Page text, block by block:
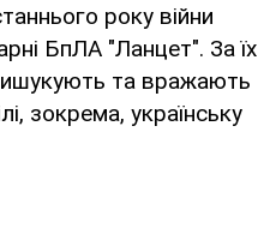
року війни
БпЛА "Ланцет". За їх
та вражають
зокрема, українську